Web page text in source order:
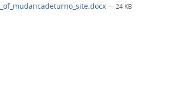
— 24 KB